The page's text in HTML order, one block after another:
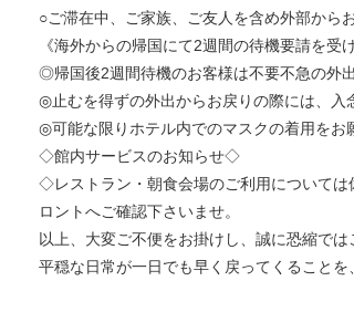
○ご滞在中、ご家族、ご友人を含め外部から
《海外からの帰国にて2週間の待機要請を受
◎帰国後2週間待機のお客様は不要不急の外
◎止むを得ずの外出からお戻りの際には、入
◎可能な限りホテル内でのマスクの着用をお
◇館内サービスのお知らせ◇
◇レストラン・朝食会場のご利用については
ロントへご確認下さいませ。
以上、大変ご不便をお掛けし、誠に恐縮で
平穏な日常が一日でも早く戻ってくること